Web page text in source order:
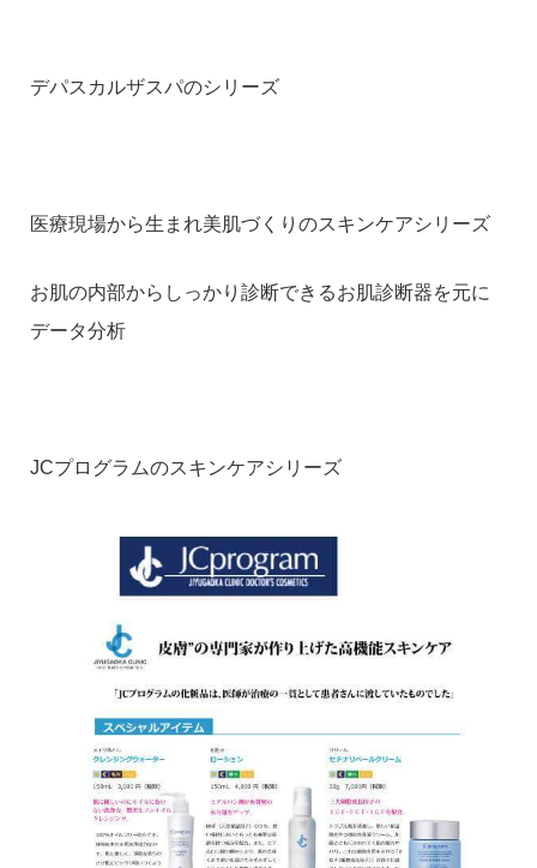
デパスカルザスパのシリーズ
医療現場から生まれ美肌づくりのスキンケアシリーズ
お肌の内部からしっかり診断できるお肌診断器を元に
データ分析
JCプログラムのスキンケアシリーズ